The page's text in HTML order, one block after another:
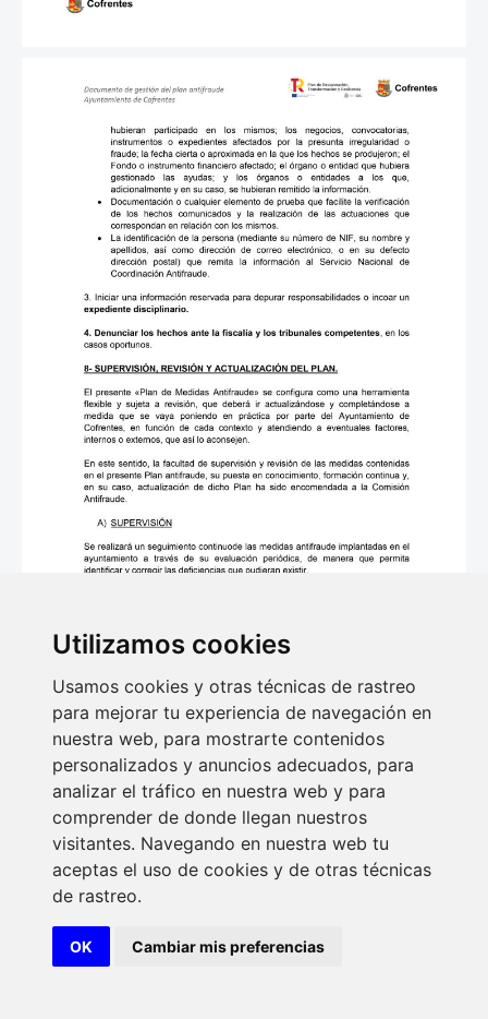
Utilizamos cookies
Usamos cookies y otras técnicas de rastreo
para mejorar tu experiencia de navegación en
nuestra web, para mostrarte contenidos
personalizados y anuncios adecuados, para
analizar el tráfico en nuestra web y para
comprender de donde llegan nuestros
visitantes. Navegando en nuestra web tu
aceptas el uso de cookies y de otras técnicas
de rastreo.
OK Cambiar mis preferencias